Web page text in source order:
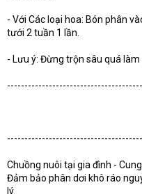
- Với Các loại hoa: Bón phân
tưới 2 tuần 1 lần.
- Lưu ý: Đừng trộn sâu quá
Chuồng nuôi tại gia đình -
Đảm bảo phân dơi khô ráo
lý.